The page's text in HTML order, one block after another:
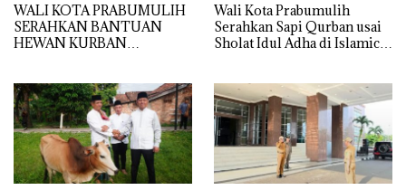
WALI KOTA PRABUMULIH
SERAHKAN BANTUAN
HEWAN KURBAN
RAMBANG
Wali Kota Prabumulih
Serahkan Sapi Qurban usai
Sholat Idul Adha di Islamic